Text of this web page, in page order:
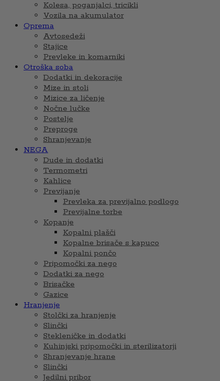
Kolesa, poganjalci, tricikli
Vozila na akumulator
Oprema
Avtosedeži
Stajice
Prevleke in komarniki
Otroška soba
Dodatki in dekoracije
Mize in stoli
Mizice za ličenje
Nočne lučke
Postelje
Preproge
Shranjevanje
NEGA
Dude in dodatki
Termometri
Kahlice
Previjanje
Prevleka za previjalno podlogo
Previjalne torbe
Kopanje
Kopalni plašči
Kopalne brisače s kapuco
Kopalni pončo
Pripomočki za nego
Dodatki za nego
Brisačke
Gazice
Hranjenje
Stolčki za hranjenje
Slinčki
Stekleničke in dodatki
Kuhinjski pripomočki in sterilizatorji
Shranjevanje hrane
Slinčki
Jedilni pribor